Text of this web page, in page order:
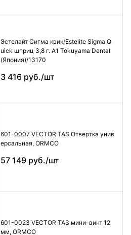
Эстелайт Сигма квик/Estelite Sigma Q
uick шприц 3,8 г. А1 Tokuyama Dental
(Япония)/13170
3 416 руб./шт
601-0007 VECTOR TAS Отвертка унив
ерсальная, ORMCO
57 149 руб./шт
601-0023 VECTOR TAS мини-винт 12
мм, ORMCO